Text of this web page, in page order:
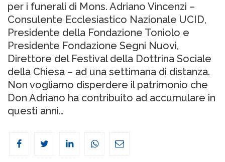
per i funerali di Mons. Adriano Vincenzi –
Consulente Ecclesiastico Nazionale UCID,
Presidente della Fondazione Toniolo e
Presidente Fondazione Segni Nuovi,
Direttore del Festival della Dottrina Sociale
della Chiesa – ad una settimana di distanza.
Non vogliamo disperdere il patrimonio che
Don Adriano ha contribuito ad accumulare in
questi anni…